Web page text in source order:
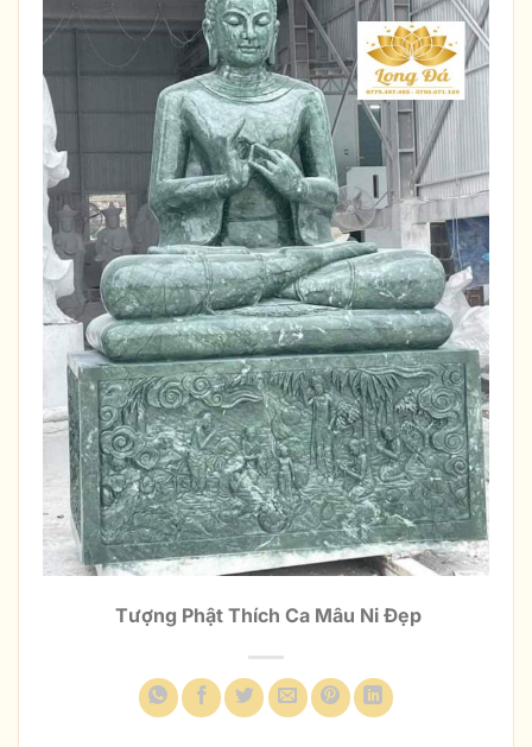
Tượng Phật Thích Ca Mâu Ni Đẹp